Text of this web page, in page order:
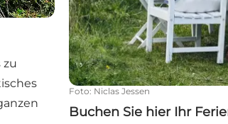
zu
Foto: Niclas Jessen
Buchen Sie hier Ihr